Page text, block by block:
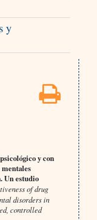
y
y con
Un estudio
of drug
disorders in
controlled